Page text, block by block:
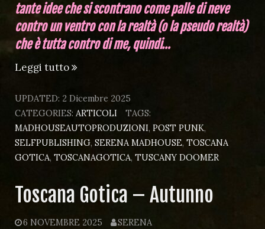
tante idee che si scontrano come palle di neve
contro un ventro con la realtà (o la pseudo realtà)
che è tutta contro di me, quindi…
Leggi tutto“Notes”
UPDATED: 2 Dicembre 2025
CATEGORIES: ARTICOLI
TAGS:
MADHOUSEAUTOPRODUZIONI, POST PUNK,
SELFPUBLISHING, SERENA MADHOUSE, TOSCANA
GOTICA, TOSCANAGOTICA, TUSCANY DOOMER
Toscana Gotica – Autunno
6 NOVEMBRE 2025
SERENA